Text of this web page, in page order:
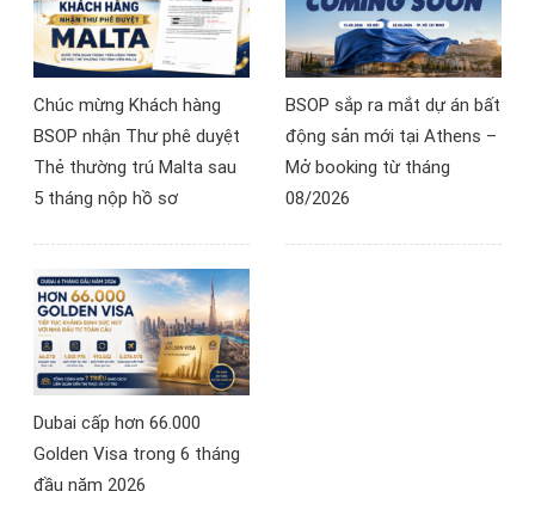
Chúc mừng Khách hàng
BSOP nhận Thư phê duyệt
Thẻ thường trú Malta sau
5 tháng nộp hồ sơ
BSOP sắp ra mắt dự án bất
động sản mới tại Athens –
Mở booking từ tháng
08/2026
Dubai cấp hơn 66.000
Golden Visa trong 6 tháng
đầu năm 2026